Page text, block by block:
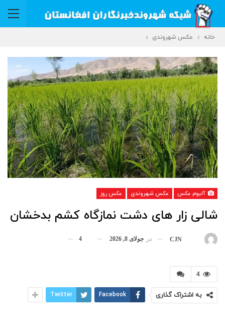
خانه عکس شهروندی
آلبوم عکس عکس شهروندی عکس روز
شالی زار های دشت نمازگاه کشم بدخشان
CJN در جولای 8, 2026 4
4
به اشتراک گذاری Facebook
Twitter